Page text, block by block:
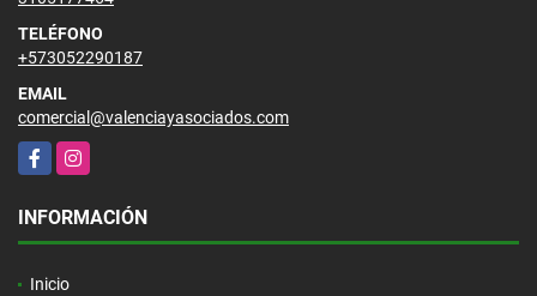
TELÉFONO
+573052290187
EMAIL
comercial@valenciayasociados.com
FacebookInstagram
INFORMACIÓN
Inicio